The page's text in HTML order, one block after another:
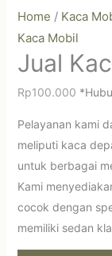
Home / Kaca
Kaca Mobil
Jual
Rp100.000
Pelayanan kami
meliputi kaca
untuk berbagai
Kami
cocok dengan
memiliki sedan